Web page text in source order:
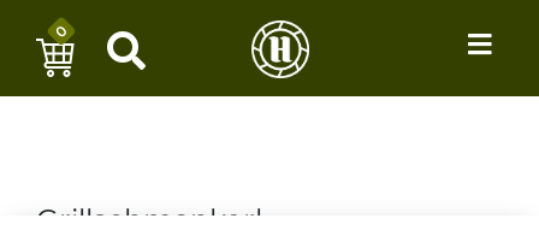
0
Grillschmankerl